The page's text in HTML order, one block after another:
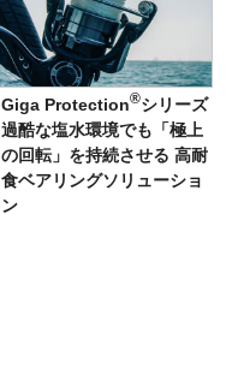
Giga Protection®シリーズ
過酷な塩水環境でも「極上
の回転」を持続させる 高耐
食ベアリングソリューショ
ン